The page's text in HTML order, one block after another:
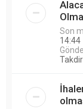
Son
14:44